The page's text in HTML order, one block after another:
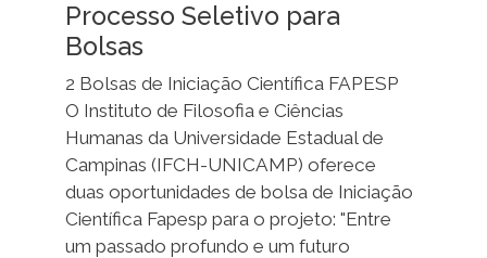
Processo Seletivo para
Bolsas
2 Bolsas de Iniciação Científica FAPESP
O Instituto de Filosofia e Ciências
Humanas da Universidade Estadual de
Campinas (IFCH-UNICAMP) oferece
duas oportunidades de bolsa de Iniciação
Científica Fapesp para o projeto: "Entre
um passado profundo e um futuro